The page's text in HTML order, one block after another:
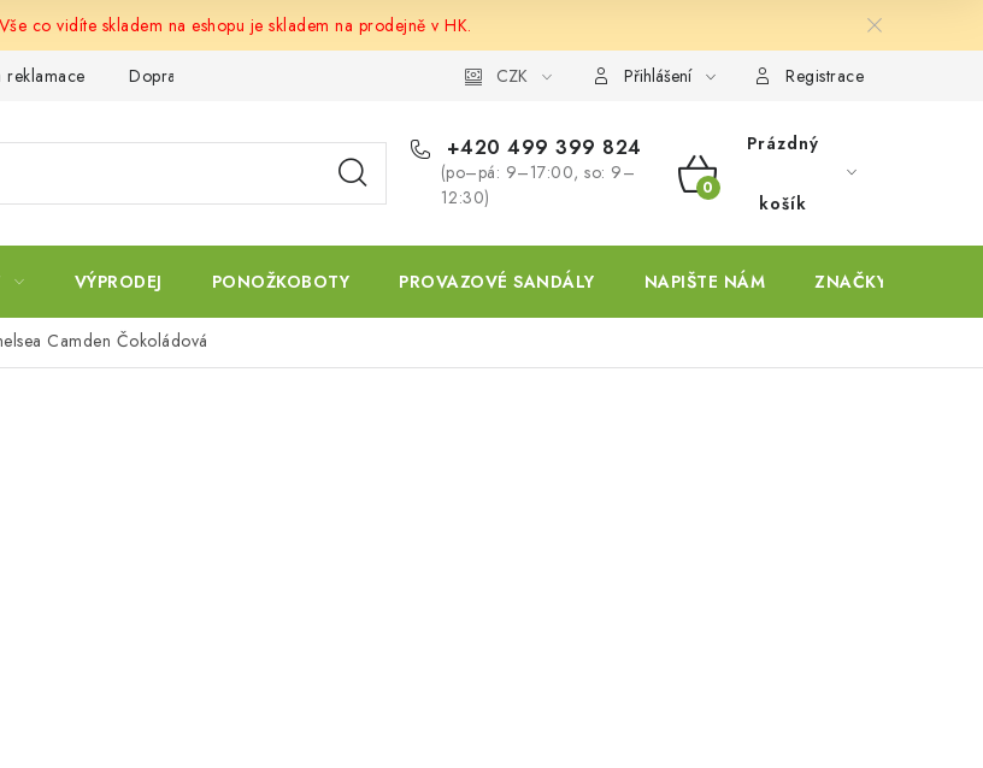
co vidíte skladem na eshopu je skladem na prodejně v HK.
reklamace Doprava a platba CZK Přihlášení Registrace
+420 499 399 824
(po–pá: 9–17:00, so: 9–
12:30)
NÁKUPNÍ
KOŠÍK
Prázdný
košík
VÝPRODEJ PONOŽKOBOTY PROVAZOVÉ SANDÁLY NAPIŠTE NÁM ZNAČKY
Camden Čokoládová